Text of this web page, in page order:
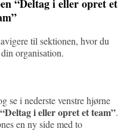
“Deltag i eller opret et
til sektionen, hvor du
organisation.
se i nederste venstre hjørne
“Deltag i eller opret et team”.
en ny side med to